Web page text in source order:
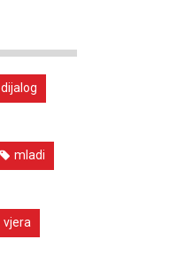
dijalog
mladi
vjera